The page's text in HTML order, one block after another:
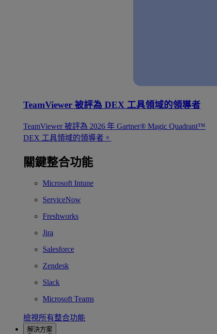
TeamViewer 被評為 DEX 工具領域的領導者
TeamViewer 被評為 2026 年 Gartner® Magic Quadrant™
DEX 工具領域的領導者。
關鍵整合功能
Microsoft Intune
ServiceNow
Freshworks
Jira
Salesforce
Zendesk
Slack
Microsoft Teams
檢視所有整合功能
解決方案